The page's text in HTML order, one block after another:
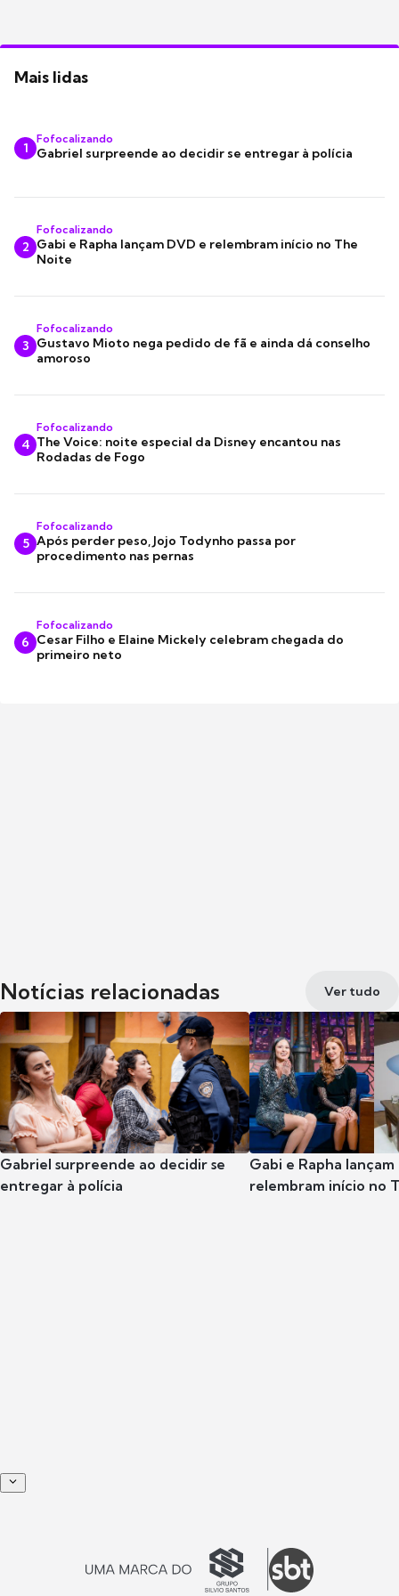
Mais lidas
1
Fofocalizando
Gabriel surpreende ao decidir se entregar à polícia
2
Fofocalizando
Gabi e Rapha lançam DVD e relembram início no The
Noite
3
Fofocalizando
Gustavo Mioto nega pedido de fã e ainda dá conselho
amoroso
4
Fofocalizando
The Voice: noite especial da Disney encantou nas
Rodadas de Fogo
5
Fofocalizando
Após perder peso, Jojo Todynho passa por
procedimento nas pernas
6
Fofocalizando
Cesar Filho e Elaine Mickely celebram chegada do
primeiro neto
Notícias relacionadas Ver tudo
Gabriel surpreende ao decidir se
entregar à polícia
Gabi e Rapha
relembram início no